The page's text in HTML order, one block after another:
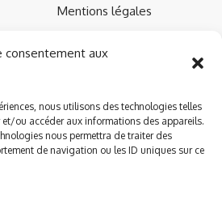
consentement aux
nous utilisons des technologies telles
ou accéder aux informations des appareils.
nous permettra de traiter des
de navigation ou les ID uniques sur ce
Mentions légales
LIENS UTILES
ludoviales